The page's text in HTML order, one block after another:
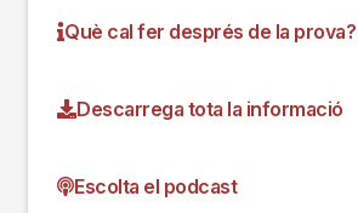
Què cal fer després de la prova?
Descarrega tota la informació
Escolta el podcast